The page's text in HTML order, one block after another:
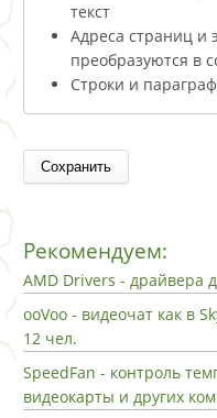
текст
Адреса страниц и
преобразуются в
Строки и
Рекомендуем:
AMD Drivers - драйвера
ooVoo - видеочат как в
12 чел.
SpeedFan - контроль
видеокарты и других